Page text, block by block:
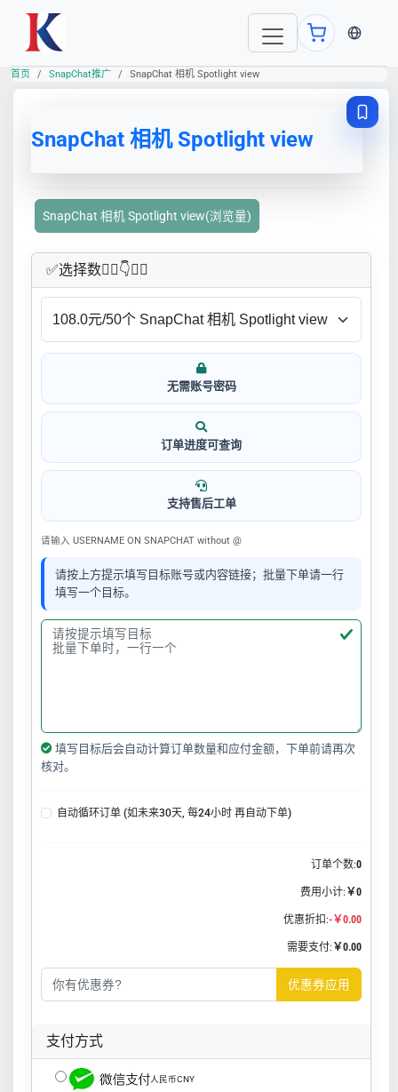
当前语
首页 SnapChat推广 SnapChat 相机 Spotlight view
SnapChat 相机 Spotlight view
SnapChat 相机 Spotlight view(浏览量)
✅​选择数👇🏻​​👇👇🏻​​
无需账号密码
订单进度可查询
支持售后工单
请输入 USERNAME ON SNAPCHAT without @
请按上方提示填写目标账号或内容链接；批量下单请一行
填写一个目标。
填写目标后会自动计算订单数量和应付金额，下单前请再次
核对。
自动循环订单 (如未来30天, 每24小时 再自动下单)
订单个数:0
费用小计: ￥0
优惠折扣:-￥0.00
需要支付: ￥0.00
优惠券应用
支付方式
人民币CNY